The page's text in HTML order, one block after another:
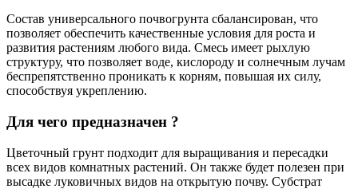
Состав универсального почвогрунта сбалансирован, что
позволяет обеспечить качественные условия для роста и
развития растениям любого вида. Смесь имеет рыхлую
структуру, что позволяет воде, кислороду и солнечным лучам
беспрепятственно проникать к корням, повышая их силу,
способствуя укреплению.
Для чего предназначен ?
Цветочный грунт подходит для выращивания и пересадки
всех видов комнатных растений. Он также будет полезен при
высадке луковичных видов на открытую почву. Субстрат